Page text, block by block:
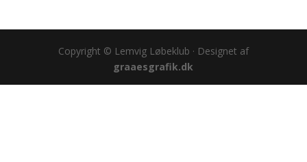
Copyright © Lemvig Løbeklub · Designet af
graaesgrafik.dk